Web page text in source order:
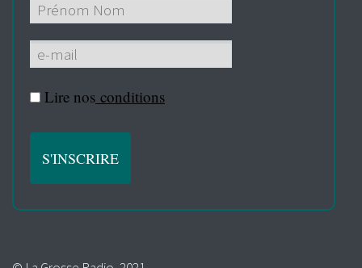
Lire nos conditions